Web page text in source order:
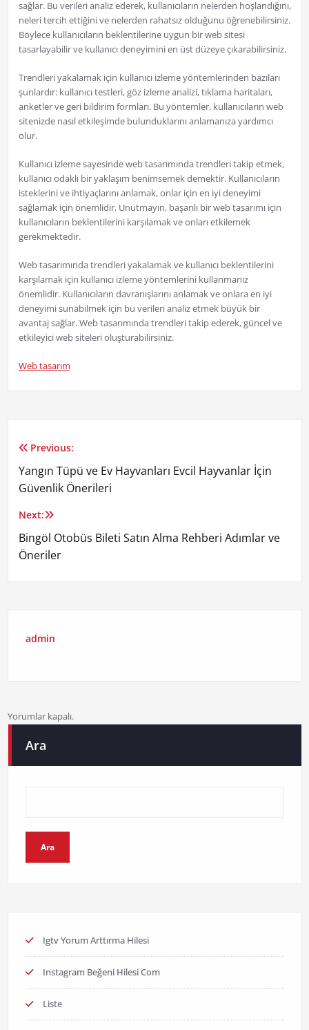
sağlar. Bu verileri analiz ederek, kullanıcıların nelerden hoşlandığını,
neleri tercih ettiğini ve nelerden rahatsız olduğunu öğrenebilirsiniz.
Böylece kullanıcıların beklentilerine uygun bir web sitesi
tasarlayabilir ve kullanıcı deneyimini en üst düzeye çıkarabilirsiniz.
Trendleri yakalamak için kullanıcı izleme yöntemlerinden bazıları
şunlardır: kullanıcı testleri, göz izleme analizi, tıklama haritaları,
anketler ve geri bildirim formları. Bu yöntemler, kullanıcıların web
sitenizde nasıl etkileşimde bulunduklarını anlamanıza yardımcı
olur.
Kullanıcı izleme sayesinde web tasarımında trendleri takip etmek,
kullanıcı odaklı bir yaklaşım benimsemek demektir. Kullanıcıların
isteklerini ve ihtiyaçlarını anlamak, onlar için en iyi deneyimi
sağlamak için önemlidir. Unutmayın, başarılı bir web tasarımı için
kullanıcıların beklentilerini karşılamak ve onları etkilemek
gerekmektedir.
Web tasarımında trendleri yakalamak ve kullanıcı beklentilerini
karşılamak için kullanıcı izleme yöntemlerini kullanmanız
önemlidir. Kullanıcıların davranışlarını anlamak ve onlara en iyi
deneyimi sunabilmek için bu verileri analiz etmek büyük bir
avantaj sağlar. Web tasarımında trendleri takip ederek, güncel ve
etkileyici web siteleri oluşturabilirsiniz.
Web tasarım
Yazı
gezinmesi
Previous:
Yangın Tüpü ve Ev Hayvanları Evcil Hayvanlar İçin
Güvenlik Önerileri
Next:
Bingöl Otobüs Bileti Satın Alma Rehberi Adımlar ve
Öneriler
admin
Yorumlar kapalı.
Ara
Ara
Igtv Yorum Arttırma Hilesi
Instagram Beğeni Hilesi Com
Liste